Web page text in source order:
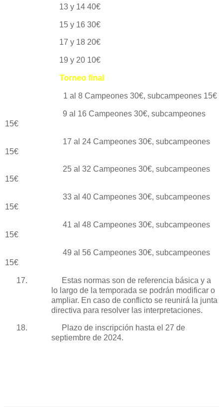
13 y 14 40€
15 y 16 30€
17 y 18 20€
19 y 20 10€
Torneo final
1 al 8 Campeones 30€, subcampeones 15€
9 al 16 Campeones 30€, subcampeones
15€
17 al 24 Campeones 30€, subcampeones
15€
25 al 32 Campeones 30€, subcampeones
15€
33 al 40 Campeones 30€, subcampeones
15€
41 al 48 Campeones 30€, subcampeones
15€
49 al 56 Campeones 30€, subcampeones
15€
17.
Estas normas son de referencia básica y a
lo largo de la temporada se podrán modificar o
ampliar. En caso de conflicto se reunirá la junta
directiva para resolver las interpretaciones.
18.
Plazo de inscripción hasta el 27 de
septiembre de 2024.